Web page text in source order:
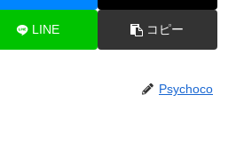
LINE コピー
Psychoco